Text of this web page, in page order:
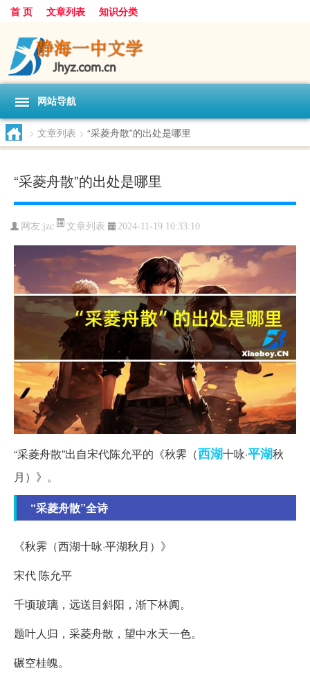
首 页 文章列表 知识分类
网站导航
> 文章列表 > “采菱舟散”的出处是哪里
“采菱舟散”的出处是哪里
网友:jzc 文章列表 2024-11-19 10:33:10
“采菱舟散”出自宋代陈允平的《秋霁（西湖十咏·平湖秋
月）》。
“采菱舟散”全诗
《秋霁（西湖十咏·平湖秋月）》
宋代 陈允平
千顷玻璃，远送目斜阳，渐下林阗。
题叶人归，采菱舟散，望中水天一色。
碾空桂魄。